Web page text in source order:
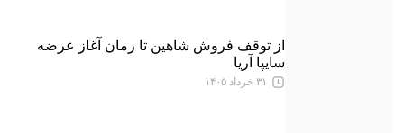
از توقف فروش شاهین تا زمان آغاز عرضه
سایپا آریا
۳۱ خرداد ۱۴۰۵